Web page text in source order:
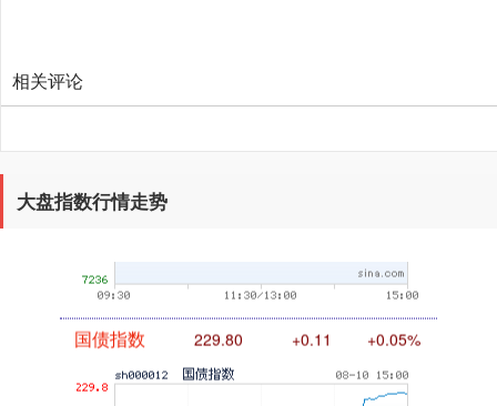
相关评论
大盘指数行情走势
基金指数 7247.38 +5.28 +0.07%
国债指数 229.80 +0.11 +0.05%